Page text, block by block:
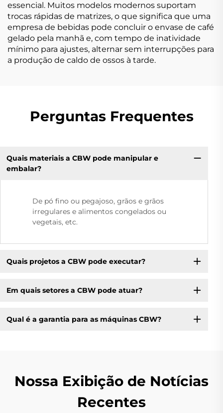
essencial. Muitos modelos modernos suportam
trocas rápidas de matrizes, o que significa que uma
empresa de bebidas pode concluir o envase de café
gelado pela manhã e, com tempo de inatividade
mínimo para ajustes, alternar sem interrupções para
a produção de caldo de ossos à tarde.
Perguntas Frequentes
Quais materiais a CBW pode manipular e
embalar?
De pó fino ou pegajoso, grãos e grãos
irregulares e alimentos congelados ou
vegetais, etc.
Quais projetos a CBW pode executar?
Em quais setores a CBW pode atuar?
Qual é a garantia para as máquinas CBW?
Nossa Exibição de Notícias
Recentes